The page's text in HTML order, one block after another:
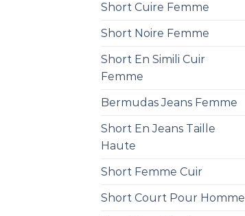
Short Cuire Femme
Short Noire Femme
Short En Simili Cuir
Femme
Bermudas Jeans Femme
Short En Jeans Taille
Haute
Short Femme Cuir
Short Court Pour Homme